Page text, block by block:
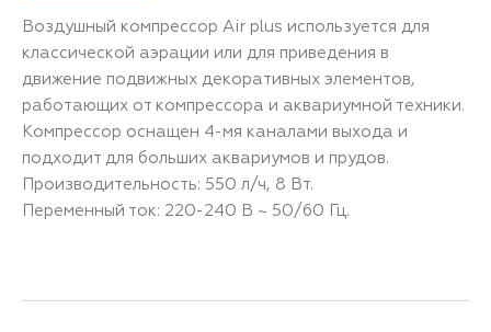
Воздушный компрессор Air plus используется для
классической аэрации или для приведения в
движение подвижных декоративных элементов,
работающих от компрессора и аквариумной техники.
Компрессор оснащен 4-мя каналами выхода и
подходит для больших аквариумов и прудов.
Производительность: 550 л/ч, 8 Вт.
Переменный ток: 220-240 В ~ 50/60 Гц.